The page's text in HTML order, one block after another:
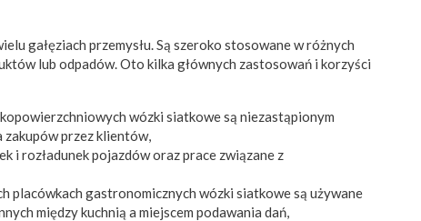
gałęziach przemysłu. Są szeroko stosowane w różnych
lub odpadów. Oto kilka głównych zastosowań i korzyści
wózki siatkowe są niezastąpionym
przez klientów,
i rozładunek pojazdów oraz prace związane z
placówkach gastronomicznych wózki siatkowe są używane
między kuchnią a miejscem podawania dań,